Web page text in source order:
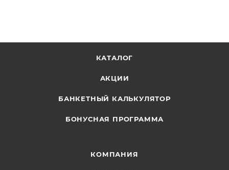
КАТАЛОГ
АКЦИИ
БАНКЕТНЫЙ КАЛЬКУЛЯТОР
БОНУСНАЯ ПРОГРАММА
КОМПАНИЯ